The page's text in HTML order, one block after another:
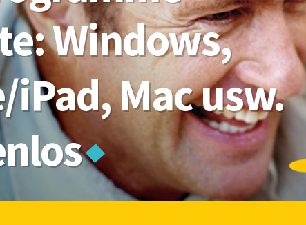
Mac usw.
Windows,